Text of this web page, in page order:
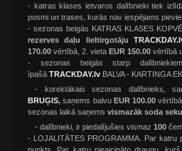
- katras klases ietvaros dalībnieki tiek
posmi un trases, kurās nav iespējams
- sezonas beigās KATRAS KLASES
rezerves daļu lieltirgotāju
170.00 vērtībā, 2. vieta EUR 150.00 vērtībā
- sezonas beigās starp
īpašā TRACKDAY.lv BALVA - KARTINGA
-
korektākais sezonas dalībnieks,
BRUĢIS, saņems balvuEUR100.00
sezonas laikā saņems vismazāk soda
- dalībnieki, ir piedalījušies vismaz 100
- LOJALITĀTES PROGRAMMA. Par katru